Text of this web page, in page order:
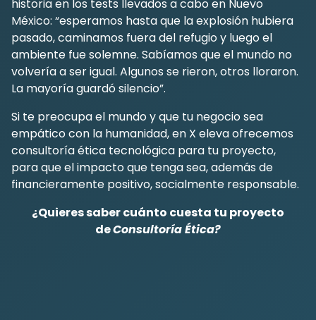
historia en los tests llevados a cabo en Nuevo
México: “esperamos hasta que la explosión hubiera
pasado, caminamos fuera del refugio y luego el
ambiente fue solemne. Sabíamos que el mundo no
volvería a ser igual. Algunos se rieron, otros lloraron.
La mayoría guardó silencio”.
Si te preocupa el mundo y que tu negocio sea
empático con la humanidad, en X eleva ofrecemos
consultoría ética tecnológica para tu proyecto,
para que el impacto que tenga sea, además de
financieramente positivo, socialmente responsable.
¿Quieres saber cuánto cuesta tu proyecto
deConsultoría Ética?